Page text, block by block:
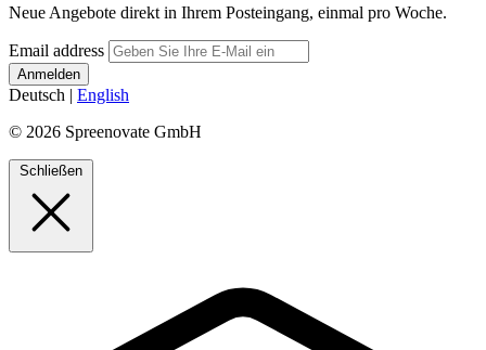
Neue Angebote direkt in Ihrem Posteingang, einmal pro Woche.
Email address
Deutsch | English
© 2026 Spreenovate GmbH
Schließen